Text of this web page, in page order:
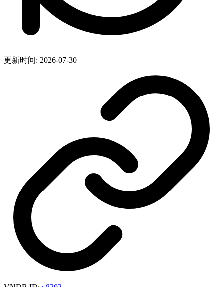
更新时间: 2026-07-30